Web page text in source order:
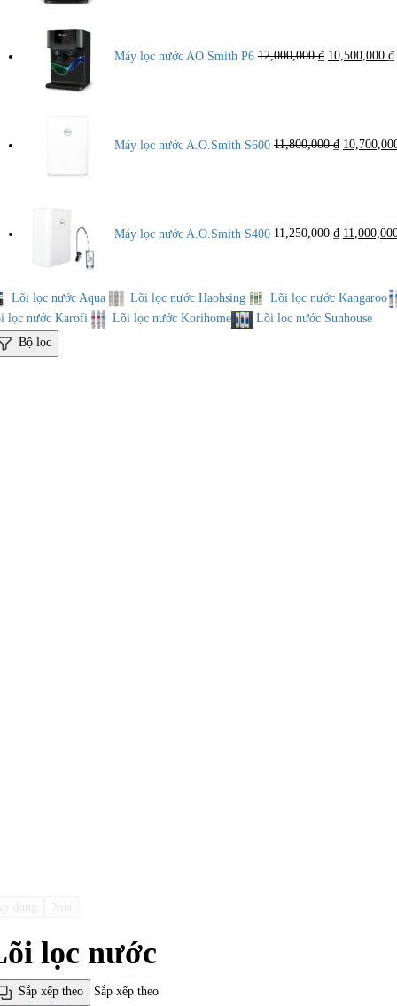
Máy lọc nước AO Smith P6 12,000,000₫ là:
10,500,000 ₫
Máy lọc nước A.O.Smith S600 11,800,000₫ là:
Máy lọc nước A.O.Smith S400 11,250,000₫ là:
Lõi lọc nước Aqua Lõi lọc nước Haohsing
Lõi lọc nước Kangaroo
lọc nước Karofi
Lõi lọc nước Korihome
Lõi lọc nước Sunhouse
Bộ lọc
lọc nước
Sắp xếp theo
Sắp xếp theo